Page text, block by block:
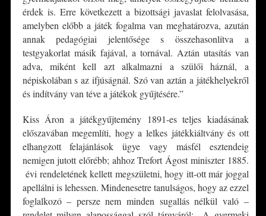
érdek is. Erre következett a bizottsági javaslat felolvasása,
amelyben előbb a játék fogalma van meghatározva, azután
annak pedagógiai jelentősége s összehasonlítva a
testgyakorlat másik fajával, a tornával. Aztán utasítás van
adva, miként kell azt alkalmazni a szülői háznál, a
népiskolában s az ifjúságnál. Szó van aztán a játékhelyekről
és indítvány van téve a játékok gyűjtésére.”
Kiss Áron a játékgyűjtemény 1891-es teljes kiadásának
előszavában megemlíti, hogy a lelkes játékkiáltvány és ott
elhangzott felajánlások ügye vagy másfél esztendeig
nemigen jutott előrébb; ahhoz Trefort Ágost miniszter 1885.
évi rendeletének kellett megszületni, hogy itt-ott már joggal
apellálni is lehessen. Mindenesetre tanulságos, hogy az ezzel
foglalkozó – persze nem minden sugallás nélkül való –